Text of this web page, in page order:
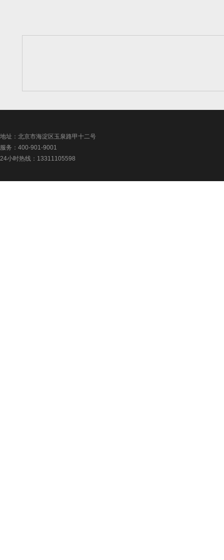
地址：北京市海淀区玉泉路甲十二号
服务：400-901-9001
24小时热线：13311105598